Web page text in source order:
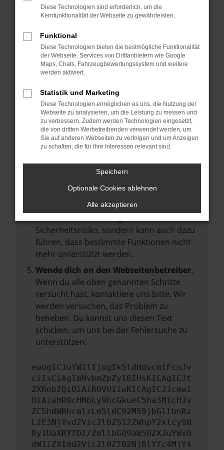
Überprüfe deine Firewall und deine
Laden andere Webseiten, zum Beispiel
deine Suchmaschine?
Prüfe deine Browsererweiterungen.
Manche Erweiterungen, wie Werbeblocker,
können das Laden bestimmter Seiten
verhindern. Funktioniert die Seite in einem
anderen Browser oder in einem privaten
Fenster?
Starte dein Gerät neu.
vorübergehende Probleme zu beheben.
Betriebssystem auf dem neuesten Stand
Veraltete Software birgt nicht nur ein
Sicherheitsrisiko, sondern kann auch dazu
führen, dass bestimmte Funktionen nicht
mehr unterstützt werden.
Wende dich an den Webseitenbetreiber.
Wenn du alle oben genannten Schritte
versucht hast, kontaktiere uns bitte. Wir
werden versuchen, das Problem zu
beheben. Du kannst uns diesen Text
schicken, um uns bei der Fehlersuche zu
unterstützen:
ewogICJuYW1lIjogIk5ldHdvcmtFcnJv
ciIsCiAgImNvbmZpZyI6IHsKICAgICJt
ZXRob2QiOiAiR0VUIiwKICAgICJ1cmwi
OiAiaHR0cHM6Ly9hcGkueC5ha3MtcHJv
ZC5hdWRhcmlzLm5ldC92MS9jbGllbnRz
LzE3NjYvd2Vic2l0ZS12ZWhpY2xlcy9N
Ry1UaXRYTDI/ZmllbGQ9aW50ZXJuYWxO
dW1iZXImd2Vic2l0ZT02NjBlYTc4MjY4
Diese Technologien sind erforderlich, um die
Kernfunktionalität der Webseite zu gewährleisten.
Funktional
Diese Technologien bieten die bestmögliche Funktionalität
der Webseite. Services von Drittanbietern wie Google
Maps, Chats, Fahrzeugbewertungssystem und weitere
werden aktiviert.
Statistik und Marketing
Diese Technologien ermöglichen es uns, die Nutzung der
Webseite zu analysieren, um die Leistung zu messen und
zu verbessern. Zudem werden Technologien eingesetzt,
die von dritten Werbetreibenden verwendet werden, um
Sie auf anderen Webseiten zu verfolgen und um Anzeigen
zu schalten, die für Ihre Interessen relevant sind.
Speichern
Optionale Cookies ablehnen
Alle akzeptieren